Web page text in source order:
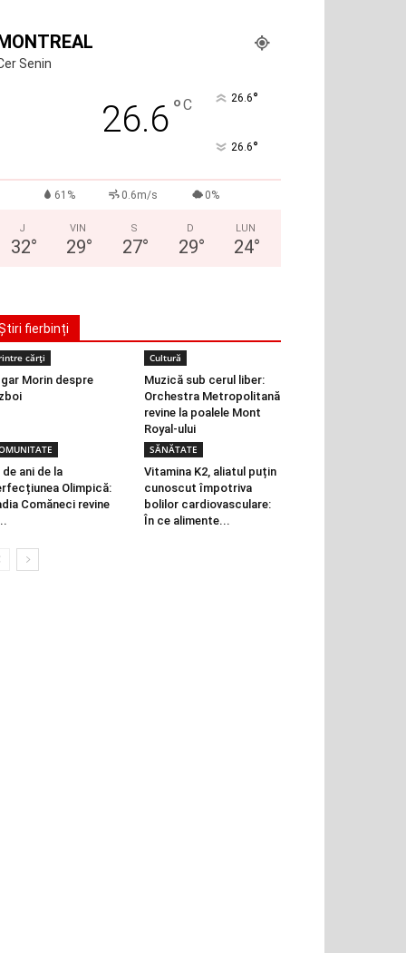
Senin
26.6°C 26.6°
26.6°
61% 0.6m/s 0%
J
32°
VIN
29°
S
27°
D
29°
LUN
24°
fierbinți
cărți
Morin despre
Cultură
Muzică sub cerul liber:
Orchestra Metropolitană
revine la poalele Mont
Royal-ului
de ani de la
Olimpică:
Comăneci revine
SĂNĂTATE
Vitamina K2, aliatul puțin
cunoscut împotriva
bolilor cardiovasculare:
În ce alimente...